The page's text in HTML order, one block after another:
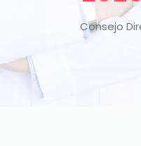
Consejo